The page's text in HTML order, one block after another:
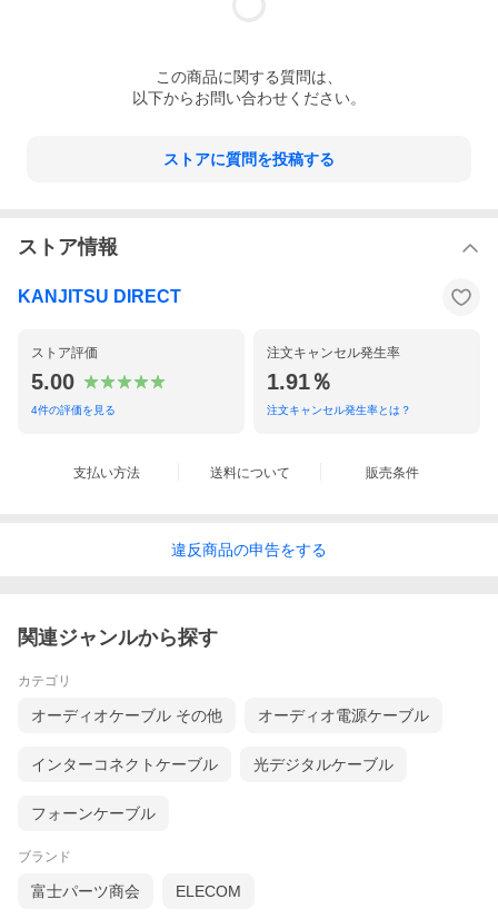
この商品に関する質問は、
以下からお問い合わせください。
ストアに質問を投稿する
ストア情報
KANJITSU DIRECT
ストア評価
5.00
4件の評価を見る
注文キャンセル発生率
1.91％
注文キャンセル発生率とは？
支払い方法 送料について 販売条件
違反商品の申告をする
関連ジャンルから探す
カテゴリ
オーディオケーブル その他 オーディオ電源ケーブル
インターコネクトケーブル 光デジタルケーブル
フォーンケーブル
ブランド
富士パーツ商会 ELECOM